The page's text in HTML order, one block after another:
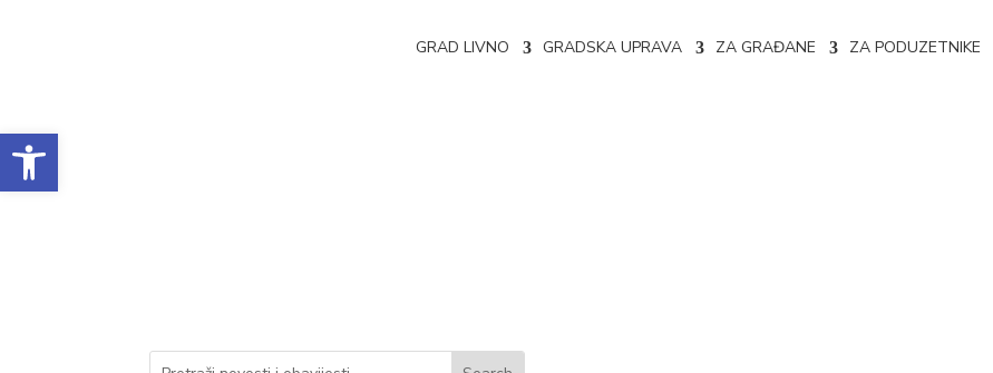
Open toolbar
GRAD LIVNO GRADSKA UPRAVA ZA GRAĐANE ZA PODUZETNIKE